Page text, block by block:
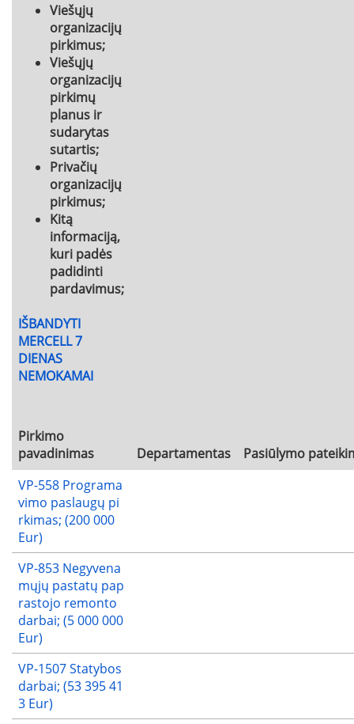
Viešųjų
organizacijų
pirkimus;
Viešųjų
organizacijų
pirkimų
planus ir
sudarytas
sutartis;
Privačių
organizacijų
pirkimus;
Kitą
informaciją,
kuri padės
padidinti
pardavimus;
IŠBANDYTI
MERCELL 7
DIENAS
NEMOKAMAI
Pirkimo
pavadinimas
Departamentas
Pasiūlymo
VP-558 Programa
vimo paslaugų pi
rkimas; (200 000
Eur)
VP-853 Negyvena
mųjų pastatų pap
rastojo remonto
darbai; (5 000 000
Eur)
VP-1507 Statybos
darbai; (53 395 41
3 Eur)